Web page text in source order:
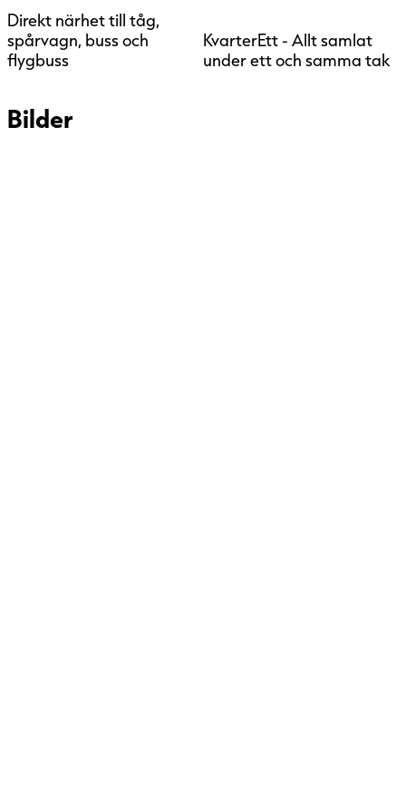
Direkt närhet till tåg,
spårvagn, buss och
flygbuss
KvarterEtt - Allt samlat
under ett och samma tak
Bilder